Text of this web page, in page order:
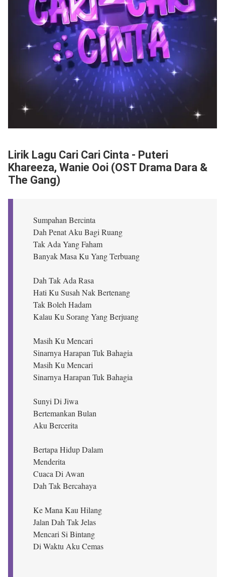
Lirik Lagu Cari Cari Cinta - Puteri
Khareeza, Wanie Ooi (OST Drama Dara &
The Gang)
Sumpahan Bercinta
Dah Penat Aku Bagi Ruang
Tak Ada Yang Faham
Banyak Masa Ku Yang Terbuang
Dah Tak Ada Rasa
Hati Ku Susah Nak Bertenang
Tak Boleh Hadam
Kalau Ku Sorang Yang Berjuang
Masih Ku Mencari
Sinarnya Harapan Tuk Bahagia
Masih Ku Mencari
Sinarnya Harapan Tuk Bahagia
Sunyi Di Jiwa
Bertemankan Bulan
Aku Bercerita
Bertapa Hidup Dalam
Menderita
Cuaca Di Awan
Dah Tak Bercahaya
Ke Mana Kau Hilang
Jalan Dah Tak Jelas
Mencari Si Bintang
Di Waktu Aku Cemas